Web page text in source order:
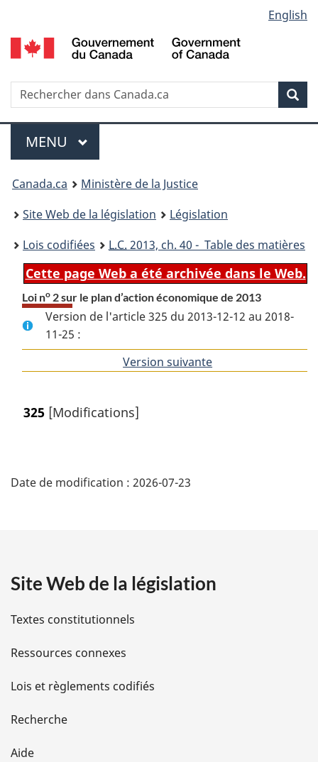
au
contenu
propos
de
la
HTML
simplifiée
selection
English
Recherche
Menu
MENU PRINCIPAL
You
are
here:
Canada.ca
Ministère de la Justice
Site Web de la législation
Législation
Lois codifiées
L.C. 2013, ch. 40 - Table des matières
Cette page Web a été archivée dans le Web.
Loi no 2 sur le plan d’action économique de 2013
Version de l'article 325 du 2013-12-12 au 2018-
11-25 :
Version suivante
325 [Modifications]
é
i
l
s
d
e
l
Date de modification : 2026-07-23
Site Web de la législation
Textes constitutionnels
Ressources connexes
Lois et règlements codifiés
Recherche
Aide